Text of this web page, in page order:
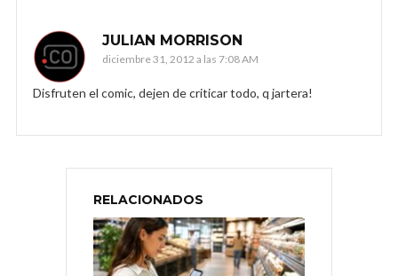
JULIAN MORRISON
diciembre 31, 2012 a las 7:08 AM
Disfruten el comic, dejen de criticar todo, q jartera!
RELACIONADOS